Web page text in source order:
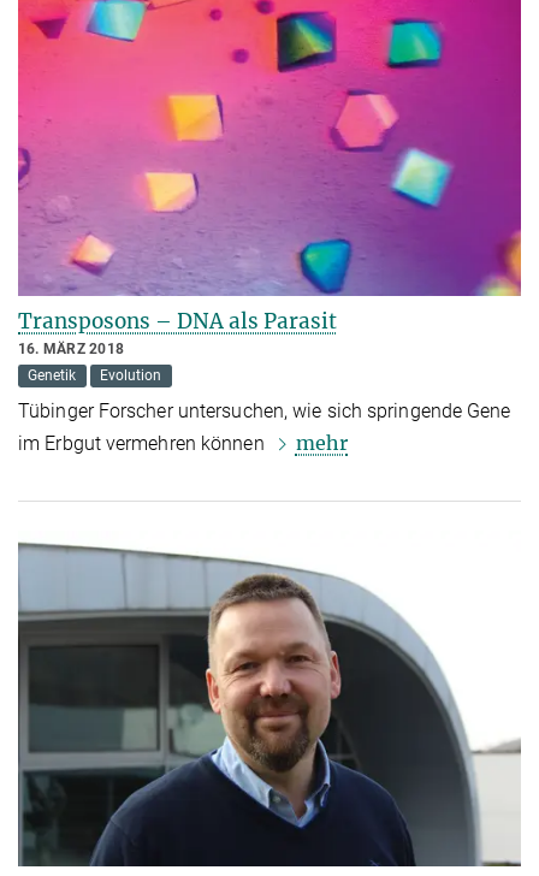
Transposons – DNA als Parasit
16. MÄRZ 2018
Genetik
Evolution
Tübinger Forscher untersuchen, wie sich springende Gene
im Erbgut vermehren können
mehr